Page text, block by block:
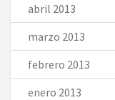
abril 2013
marzo 2013
febrero 2013
enero 2013